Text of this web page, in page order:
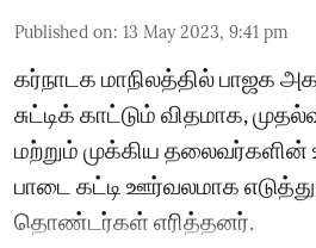
Published on: 13 May 2023, 9:41 pm
கர்நாடக மாநிலத்தில் பாஜக
சுட்டிக் காட்டும் விதமாக,
மற்றும் முக்கிய
பாடை கட்டி ஊர்வலமாக
தொண்டர்கள் எரித்தனர்.